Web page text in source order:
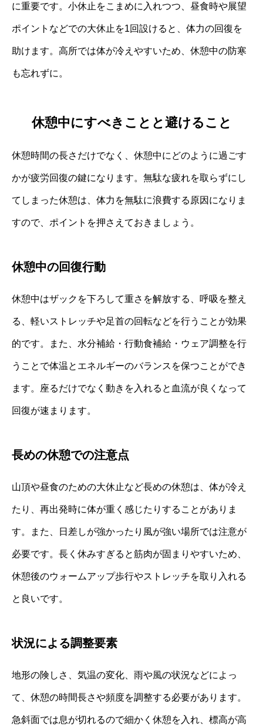
に重要です。小休止をこまめに入れつつ、昼食時や展望
ポイントなどでの大休止を1回設けると、体力の回復を
助けます。高所では体が冷えやすいため、休憩中の防寒
も忘れずに。
休憩中にすべきことと避けること
休憩時間の長さだけでなく、休憩中にどのように過ごす
かが疲労回復の鍵になります。無駄な疲れを取らずにし
てしまった休憩は、体力を無駄に浪費する原因になりま
すので、ポイントを押さえておきましょう。
休憩中の回復行動
休憩中はザックを下ろして重さを解放する、呼吸を整え
る、軽いストレッチや足首の回転などを行うことが効果
的です。また、水分補給・行動食補給・ウェア調整を行
うことで体温とエネルギーのバランスを保つことができ
ます。座るだけでなく動きを入れると血流が良くなって
回復が速まります。
長めの休憩での注意点
山頂や昼食のための大休止など長めの休憩は、体が冷え
たり、再出発時に体が重く感じたりすることがありま
す。また、日差しが強かったり風が強い場所では注意が
必要です。長く休みすぎると筋肉が固まりやすいため、
休憩後のウォームアップ歩行やストレッチを取り入れる
と良いです。
状況による調整要素
地形の険しさ、気温の変化、雨や風の状況などによっ
て、休憩の時間長さや頻度を調整する必要があります。
急斜面では息が切れるので細かく休憩を入れ、標高が高